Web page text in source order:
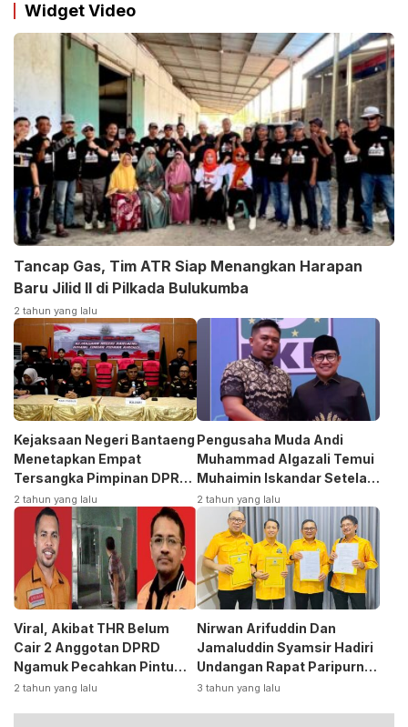
Widget Video
Tancap Gas, Tim ATR Siap Menangkan Harapan
Baru Jilid II di Pilkada Bulukumba
2 tahun yang lalu
Kejaksaan Negeri Bantaeng
Menetapkan Empat
Tersangka Pimpinan DPRD
Kasus Korupsi
2 tahun yang lalu
Pengusaha Muda Andi
Muhammad Algazali Temui
Muhaimin Iskandar Setela
Ambil Formulir Bakal Calon
Bupati ke PKB
2 tahun yang lalu
Viral, Akibat THR Belum
Cair 2 Anggotan DPRD
Ngamuk Pecahkan Pintu
Kaca Kantor
2 tahun yang lalu
Nirwan Arifuddin Dan
Jamaluddin Syamsir Hadiri
Undangan Rapat Paripurna
DPP Partai
3 tahun yang lalu